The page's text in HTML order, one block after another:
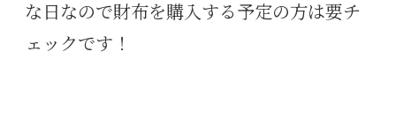
な日なので財布を購入する予定の方は要チ
ェックです！